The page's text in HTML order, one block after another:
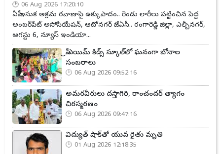
06 Aug 2026 17:20:10
ఏపీ ఇసుక అక్రమ రవాణాపై ఉక్కుపాదం.. రెండు లారీలు పట్టించిన పెద్ద
అంబర్‌పేట్ అసోసియేషన్, ఆటోనగర్ జేఏసీ.. రంగారెడ్డి జిల్లా, ఎల్బీనగర్,
ఆగస్టు 6, న్యూస్ ఇండియా...
ప్రీ ఎయిమ్ కిడ్స్ స్కూల్‌లో ఘనంగా బోనాల
సంబరాలు
06 Aug 2026 09:52:16
అమరవీరులు దస్తాగిరి, రాంచందర్ త్యాగం
చిరస్మరణం
06 Aug 2026 09:47:16
విద్యుత్ షాక్‌తో యువ రైతు మృతి
01 Aug 2026 12:18:35